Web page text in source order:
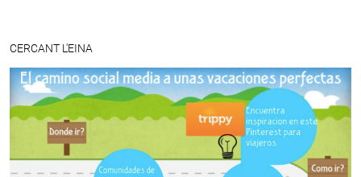
CERCANT L'EINA